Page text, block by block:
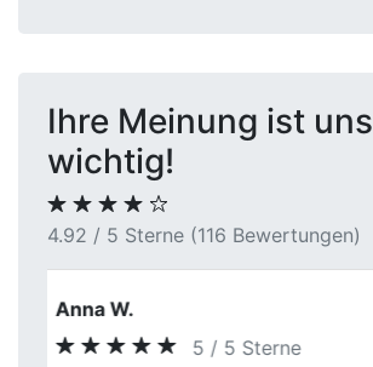
Ihre Meinung ist uns
wichtig!
4.92 / 5 Sterne (116 Bewertungen)
Alina S.
5 / 5 Sterne